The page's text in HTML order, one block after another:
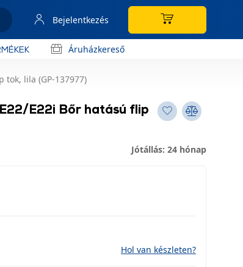
Bejelentkezés
Áruházkereső
tok, lila (GP-137977)
E22i Bőr hatású flip
Jótállás: 24 hónap
Hol van készleten?